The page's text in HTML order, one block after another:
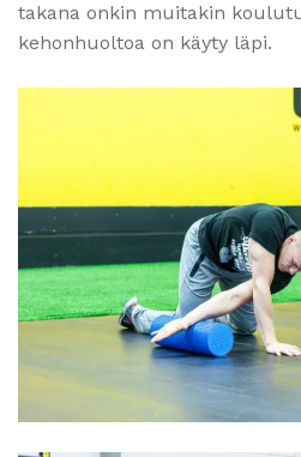
takana onkin muitakin
kehonhuoltoa on käyty läpi.